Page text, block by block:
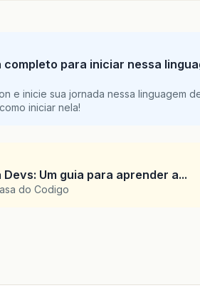
para iniciar nessa
e inicie sua jornada nessa linguagem
iniciar nela!
Um guia para aprender a...
do Codigo